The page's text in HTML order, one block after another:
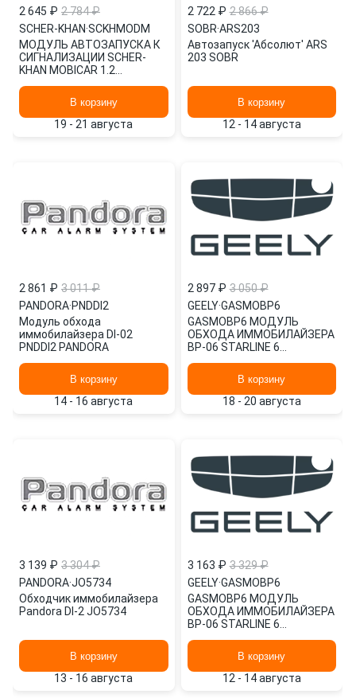
2 645 ₽ 2 784 ₽
SCHER-KHAN·SCKHMODM
МОДУЛЬ АВТОЗАПУСКА К
СИГНАЛИЗАЦИИ SCHER-
KHAN MOBICAR 1.2
В корзину
19 - 21 августа
2 722 ₽ 2 866 ₽
SOBR·ARS203
Автозапуск 'Абсолют' ARS
203 SOBR
В корзину
12 - 14 августа
2 861 ₽ 3 011 ₽
PANDORA·PNDDI2
Модуль обхода
иммобилайзера DI-02
PNDDI2 PANDORA
В корзину
14 - 16 августа
2 897 ₽ 3 050 ₽
GEELY·GASMOBP6
GASMOBP6 МОДУЛЬ
ОБХОДА ИММОБИЛАЙЗЕРА
ВР-06 STARLINE 6
В корзину
18 - 20 августа
3 139 ₽ 3 304 ₽
PANDORA·JO5734
Обходчик иммобилайзера
Pandora DI-2 JO5734
В корзину
13 - 16 августа
3 163 ₽ 3 329 ₽
GEELY·GASMOBP6
GASMOBP6 МОДУЛЬ
ОБХОДА ИММОБИЛАЙЗЕРА
ВР-06 STARLINE 6
В корзину
12 - 14 августа